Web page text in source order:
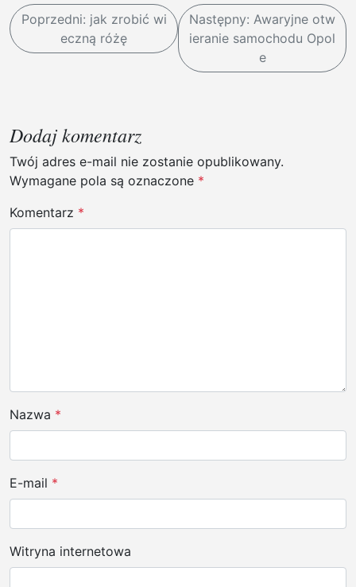
N
a
a
c
j
a
w
Poprzedni: jak zrobić wi
eczną różę
Następny: Awaryjne otw
ieranie samochodu Opol
e
Dodaj komentarz
Twój adres e-mail nie zostanie opublikowany.
Wymagane pola są oznaczone *
Komentarz *
Nazwa *
E-mail *
Witryna internetowa